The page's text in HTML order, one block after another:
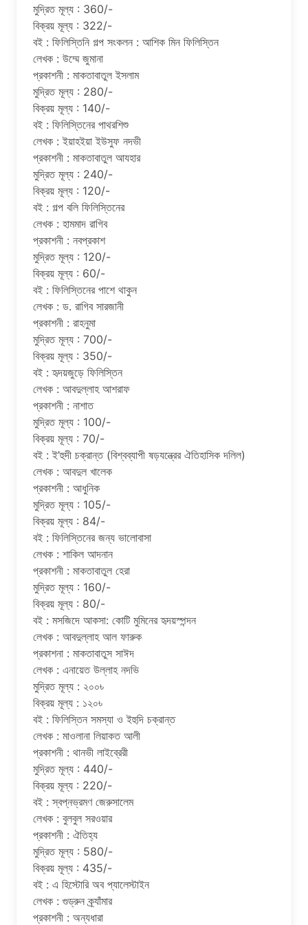
মুদ্রিত মূল্য : 360/-
বিক্রয় মূল্য : 322/-
বই : ফিলিস্তিনি গল্প সংকলন : আশিক মিন ফিলিস্তিন
লেখক : উম্মে জুমানা
প্রকাশনী : মাকতাবাতুল ইসলাম
মুদ্রিত মূল্য : 280/-
বিক্রয় মূল্য : 140/-
বই : ফিলিস্তিনের পাথরশিশু
লেখক : ইয়াহইয়া ইউসুফ নদভী
প্রকাশনী : মাকতাবাতুল আযহার
মুদ্রিত মূল্য : 240/-
বিক্রয় মূল্য : 120/-
বই : গল্প বলি ফিলিস্তিনের
লেখক : হামমাদ রাগিব
প্রকাশনী : নবপ্রকাশ
মুদ্রিত মূল্য : 120/-
বিক্রয় মূল্য : 60/-
বই : ফিলিস্তিনের পাশে থাকুন
লেখক : ড. রাগিব সারজানী
প্রকাশনী : রাহনুমা
মুদ্রিত মূল্য : 700/-
বিক্রয় মূল্য : 350/-
বই : হৃদয়জুড়ে ফিলিস্তিন
লেখক : আবদুল্লাহ আশরাফ
প্রকাশনী : নাশাত
মুদ্রিত মূল্য : 100/-
বিক্রয় মূল্য : 70/-
বই : ই’হুদী চক্রান্ত (বিশ্বব্যাপী ষড়যন্ত্রের ঐতিহাসিক দলিল)
লেখক : আবদুল খালেক
প্রকাশনী : আধুনিক
মুদ্রিত মূল্য : 105/-
বিক্রয় মূল্য : 84/-
বই : ফিলিস্তিনের জন্য ভালোবাসা
লেখক : শাকিল আদনান
প্রকাশনী : মাকতাবাতুল হেরা
মুদ্রিত মূল্য : 160/-
বিক্রয় মূল্য : 80/-
বই : মসজিদে আকসা: কোটি মুমিনের হৃদয়স্পন্দন
লেখক : আবদুল্লাহ আল ফারুক
প্রকাশনা : মাকতাবাতুস সাঈদ
লেখক : এনায়েত উল্লাহ নদভি
মুদ্রিত মূল্য : ২০০৳
বিক্রয় মূল্য : ১২০৳
বই : ফিলিস্তিন সমস্যা ও ইহুদি চক্রান্ত
লেখক : মাওলানা লিয়াকত আলী
প্রকাশনী : থানভী লাইব্রেরী
মুদ্রিত মূল্য : 440/-
বিক্রয় মূল্য : 220/-
বই : স্বপ্নভ্রমণ জেরুসালেম
লেখক : বুলবুল সরওয়ার
প্রকাশনী : ঐতিহ্য
মুদ্রিত মূল্য : 580/-
বিক্রয় মূল্য : 435/-
বই : এ হিস্টোরি অব প্যালেস্টাইন
লেখক : গুড্রুন ক্র্যাঁমার
প্রকাশনী : অন্যধারা